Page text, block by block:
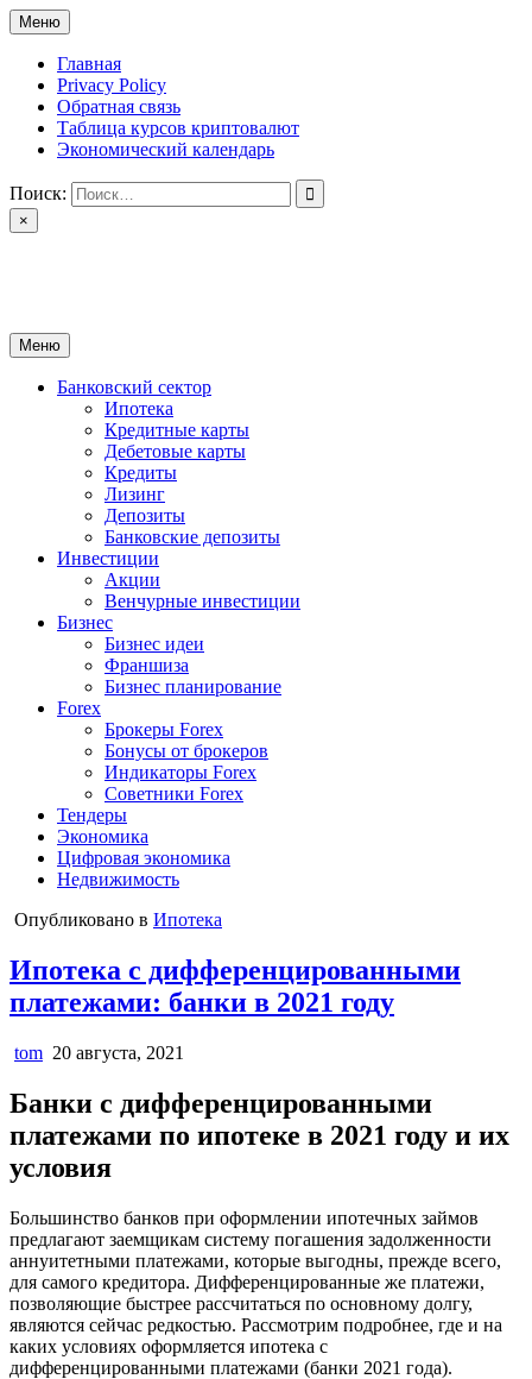
Перейти
к
содержимому
Меню
Главная
Privacy Policy
Обратная связь
Таблица курсов криптовалют
Экономический календарь
Поиск:
×
Меню
Банковский сектор
Ипотека
Кредитные карты
Дебетовые карты
Кредиты
Лизинг
Депозиты
Банковские депозиты
Инвестиции
Акции
Венчурные инвестиции
Бизнес
Бизнес идеи
Франшиза
Бизнес планирование
Forex
Брокеры Forex
Бонусы от брокеров
Индикаторы Forex
Советники Forex
Тендеры
Экономика
Цифровая экономика
Недвижимость
Опубликовано в Ипотека
Ипотека с дифференцированными
платежами: банки в 2021 году
tom 20 августа, 2021
Банки с дифференцированными
платежами по ипотеке в 2021 году и их
условия
Большинство банков при оформлении ипотечных займов
предлагают заемщикам систему погашения задолженности
аннуитетными платежами, которые выгодны, прежде всего,
для самого кредитора. Дифференцированные же платежи,
позволяющие быстрее рассчитаться по основному долгу,
являются сейчас редкостью. Рассмотрим подробнее, где и на
каких условиях оформляется ипотека с
дифференцированными платежами (банки 2021 года).